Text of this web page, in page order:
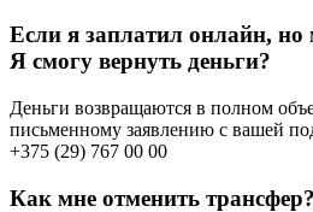
Если я заплатил онлайн, но
Я смогу вернуть деньги?
Деньги возвращаются в полном
письменному заявлению с вашей
+375 (29) 767 00 00
Как мне отменить трансфер?